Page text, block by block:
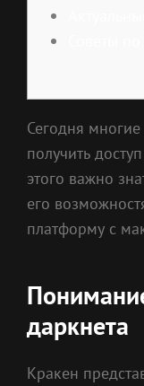
Сегодня
получить
этого важно
его
платформу с
даркнета
Кракен